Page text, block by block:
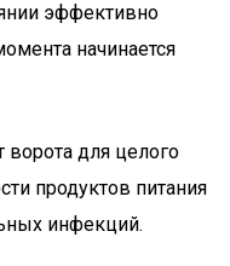
эффективно
начинается
для целого
продуктов питания
инфекций.